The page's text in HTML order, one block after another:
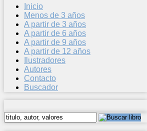
Inicio
Menos de 3 años
A partir de 3 años
A partir de 6 años
A partir de 9 años
A partir de 12 años
Ilustradores
Autores
Contacto
Buscador